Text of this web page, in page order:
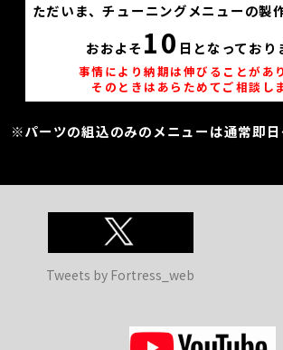
ただいま、チューニングメニューの製
おおよそ 10 日となっており
事情により納期は伸びることがあ
そのときはあらためてご相談し
※パーツの組込のみのメニューは通常即日
Tweets by Fortress_web